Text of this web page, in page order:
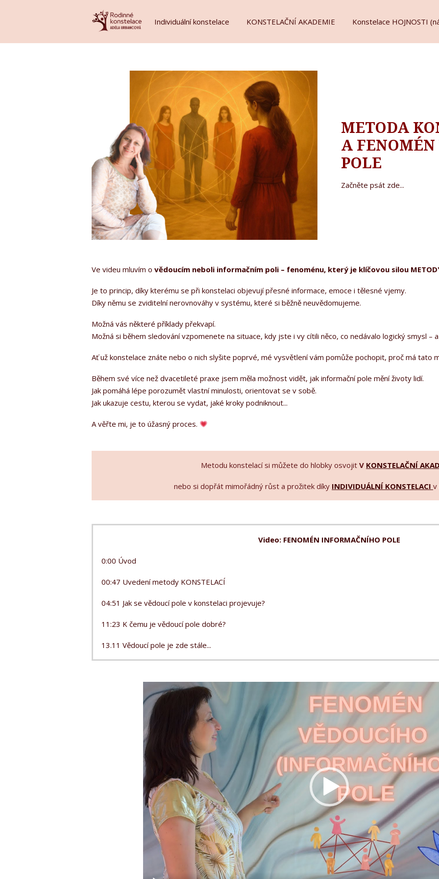
Individuální konstelace KONSTELAČNÍ AKADEMIE Konstelace HOJNOSTI
METODA
A
POLE
Začněte psát zde...
Ve videu mluvím o vědoucím neboli informačním poli – fenoménu, který je klíčovou silou
Je to princip, díky kterému se při konstelaci objevují přesné informace, emoce i tělesné vjemy.
Díky němu se zviditelní nerovnováhy v systému, které si běžně neuvědomujeme.
Možná vás některé příklady překvapí.
Možná si během sledování vzpomenete na situace, kdy jste i vy cítili něco, co nedávalo logický smysl –
Ať už konstelace znáte nebo o nich slyšite poprvé, mé vysvětlení vám pomůže pochopit, proč má tato
Během své více než dvacetileté praxe jsem měla možnost vidět, jak informační pole mění životy lidí.
Jak pomáhá lépe porozumět vlastní minulosti, orientovat se v sobě.
Jak ukazuje cestu, kterou se vydat, jaké kroky podniknout...
A věřte mi, je to úžasný proces.
Metodu konstelací si můžete do hlobky osvojit V KONSTELAČNÍ
nebo si dopřát mimořádný růst a prožitek díky INDIVIDUÁLNÍ KONSTELACI v
Video: FENOMÉN INFORMAČNÍHO POLE
0:00 Úvod
00:47 Uvedení metody KONSTELACÍ
04:51 Jak se vědoucí pole v konstelaci projevuje?
11:23 K čemu je vědoucí pole dobré?
13.11 Vědoucí pole je zde stále...
přehrávač